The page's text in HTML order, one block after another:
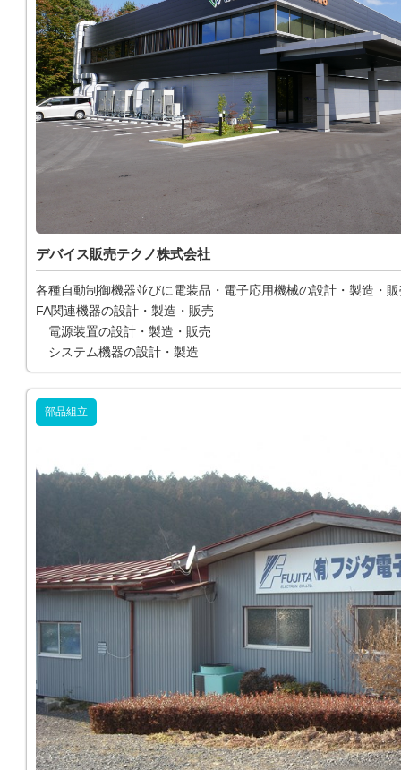
デバイス販売テクノ株式会社
各種自動制御機器並びに電装品・電子応用機械の設計・製造・
FA関連機器の設計・製造・販売
電源装置の設計・製造・販売
システム機器の設計・製造
部品組立